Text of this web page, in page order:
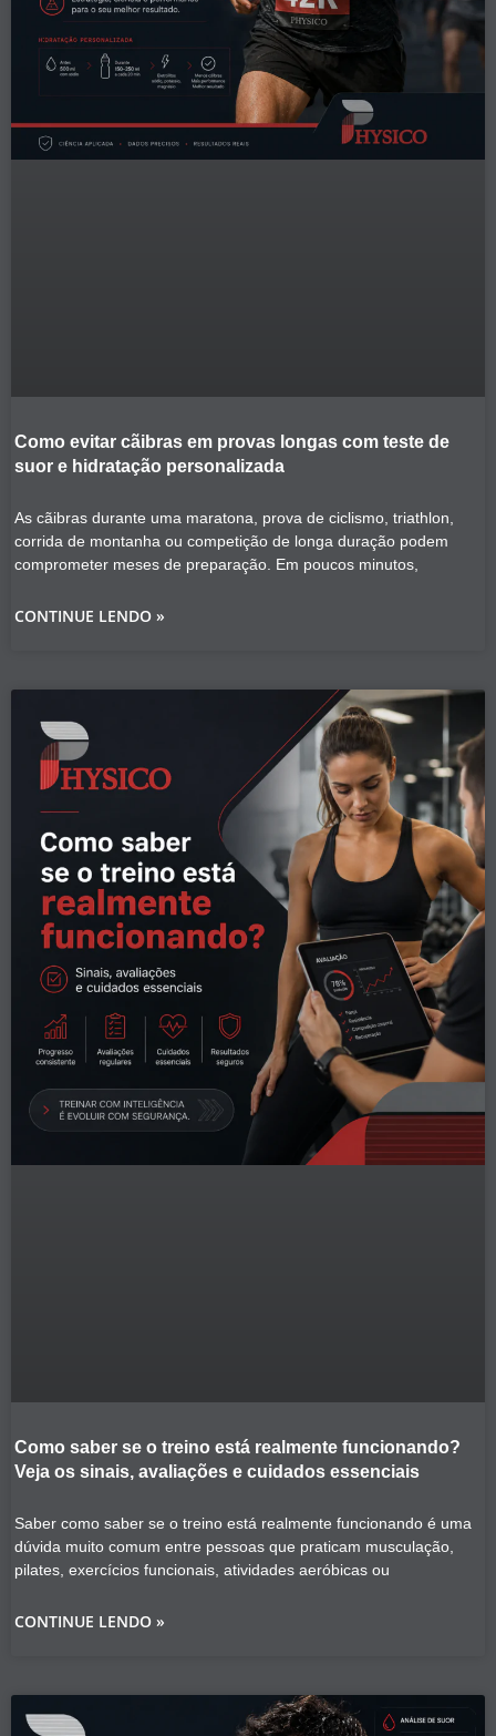
Como evitar cãibras em provas longas com teste de
suor e hidratação personalizada
As cãibras durante uma maratona, prova de ciclismo, triathlon,
corrida de montanha ou competição de longa duração podem
comprometer meses de preparação. Em poucos minutos,
CONTINUE LENDO »
Como saber se o treino está realmente funcionando?
Veja os sinais, avaliações e cuidados essenciais
Saber como saber se o treino está realmente funcionando é uma
dúvida muito comum entre pessoas que praticam musculação,
pilates, exercícios funcionais, atividades aeróbicas ou
CONTINUE LENDO »